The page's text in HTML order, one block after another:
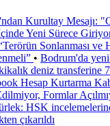
Kurultay Mesajı:
Yeni Sürece
Sonlanması ve
• Bodrum'da
deniz transferine
Hesap Kurtarma
Formlar
HSK
çıkarıldı